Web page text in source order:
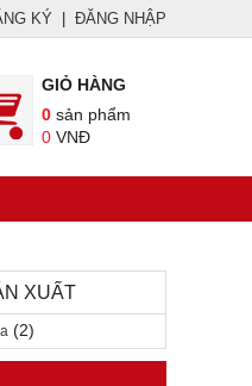
KÝ ĐĂNG NHẬP
GIỎ HÀNG
0 sản phẩm
0 VNĐ
XUẤT
(2)